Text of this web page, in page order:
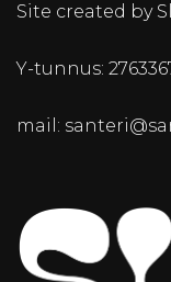
Site created by
Y-tunnus:
mail: